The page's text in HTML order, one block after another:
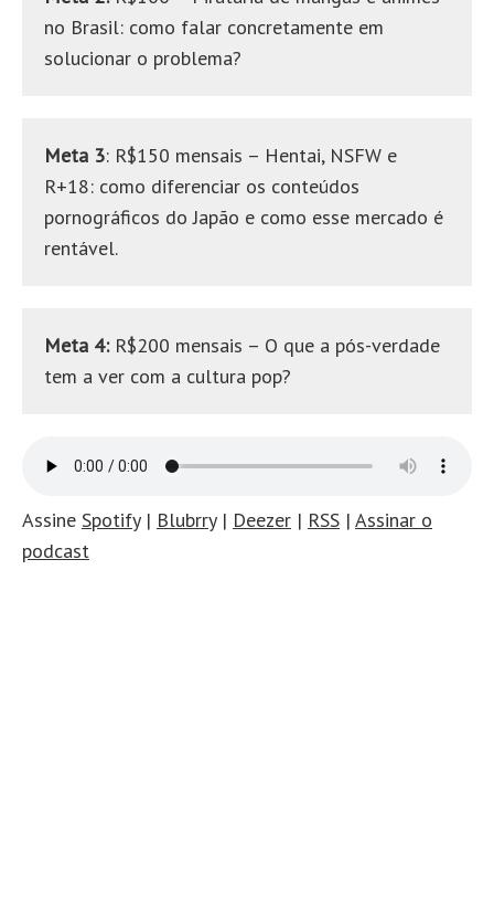
no Brasil: como falar concretamente em
solucionar o problema?
Meta 3: R$150 mensais – Hentai, NSFW e
R+18: como diferenciar os conteúdos
pornográficos do Japão e como esse mercado é
rentável.
Meta 4: R$200 mensais – O que a pós-verdade
tem a ver com a cultura pop?
Assine Spotify| Blubrry| Deezer | RSS | Assinar o
podcast